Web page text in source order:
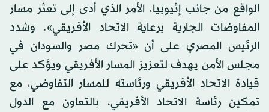
الواقع من جانب إثيوبيا، الأمر الذي أدى إلى تعثر مسار
المفاوضات الجارية برعاية الاتحاد الأفريقي». وشدد
الرئيس المصري على أن «تحرك مصر والسودان في
مجلس الأمن يهدف لتعزيز المسار الأفريقي ويؤكد على
قيادة الاتحاد الأفريقي ورئاسته للمسار التفاوضي، مع
تمكين رئاسة الاتحاد الأفريقي، بالتعاون مع الدول